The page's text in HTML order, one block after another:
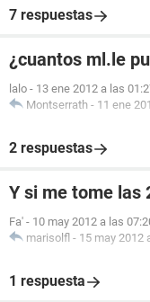
7 respuestas
¿cuantos ml.le
lalo - 13 ene 2012 a las
Montserrath - 11 ene
2 respuestas
Y si me tome las
Fa' - 10 may 2012 a las
marisolfl - 15 may 2012
1 respuesta